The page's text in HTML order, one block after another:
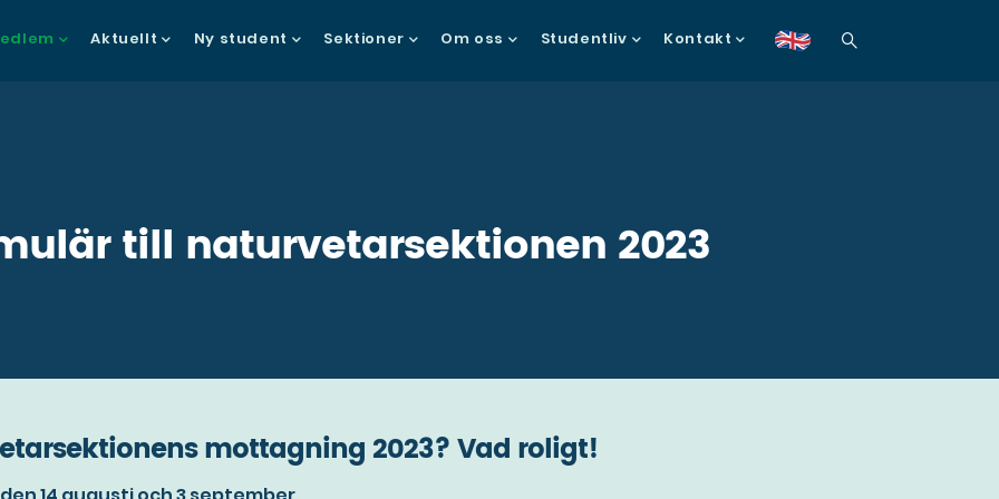
Aktuellt Ny student Sektioner Om oss Studentliv Kontakt
en
till naturvetarsektionen 2023
mottagning 2023? Vad roligt!